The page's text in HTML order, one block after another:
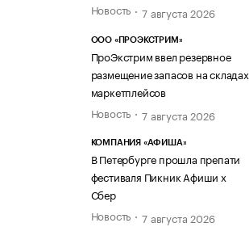
Новость
7 августа 2026
ООО «ПРОЭКСТРИМ»
ПроЭкстрим ввел резервное
размещение запасов на складах
маркетплейсов
Новость
7 августа 2026
КОМПАНИЯ «АФИША»
В Петербурге прошла препати
фестиваля Пикник Афиши х
Сбер
Новость
7 августа 2026